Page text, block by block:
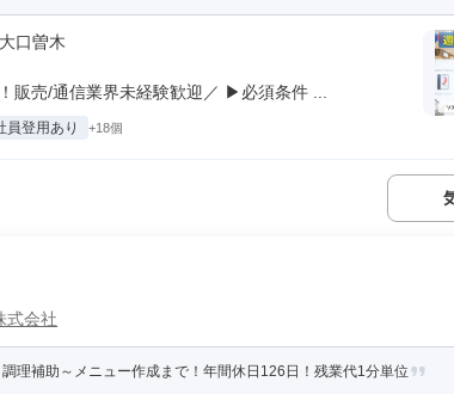
口曽木
販売/通信業界未経験歓迎／ ▶必須条件 ...
員登用あり +18個
式会社
調理補助～メニュー作成まで！年間休日126日！残業代1分単位